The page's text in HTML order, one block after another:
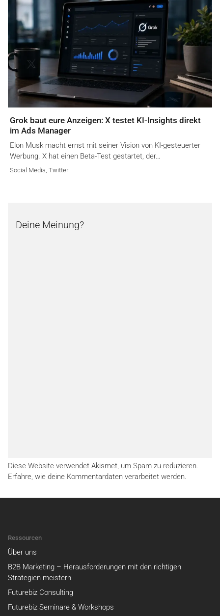
Grok baut eure Anzeigen: X testet KI-Insights direkt
im Ads Manager
Elon Musk macht ernst mit seiner Vision von KI-gesteuerter
Werbung. X hat einen Beta-Test gestartet, der…
Social Media, Twitter
Deine Meinung?
Diese Website verwendet Akismet, um Spam zu reduzieren.
Erfahre, wie deine Kommentardaten verarbeitet werden.
Ressourcen
Über uns
B2B Marketing – Herausforderungen mit den richtigen
Strategien meistern
Futurebiz Consulting
Futurebiz Seminare & Workshops